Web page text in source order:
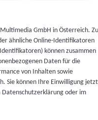
GmbH in Österreich.
ähnliche Online-Identifikatoren
können zusammen
Daten für die
von Inhalten sowie
Sie können Ihre Einwilligung jetzt
Datenschutzerklärung oder im